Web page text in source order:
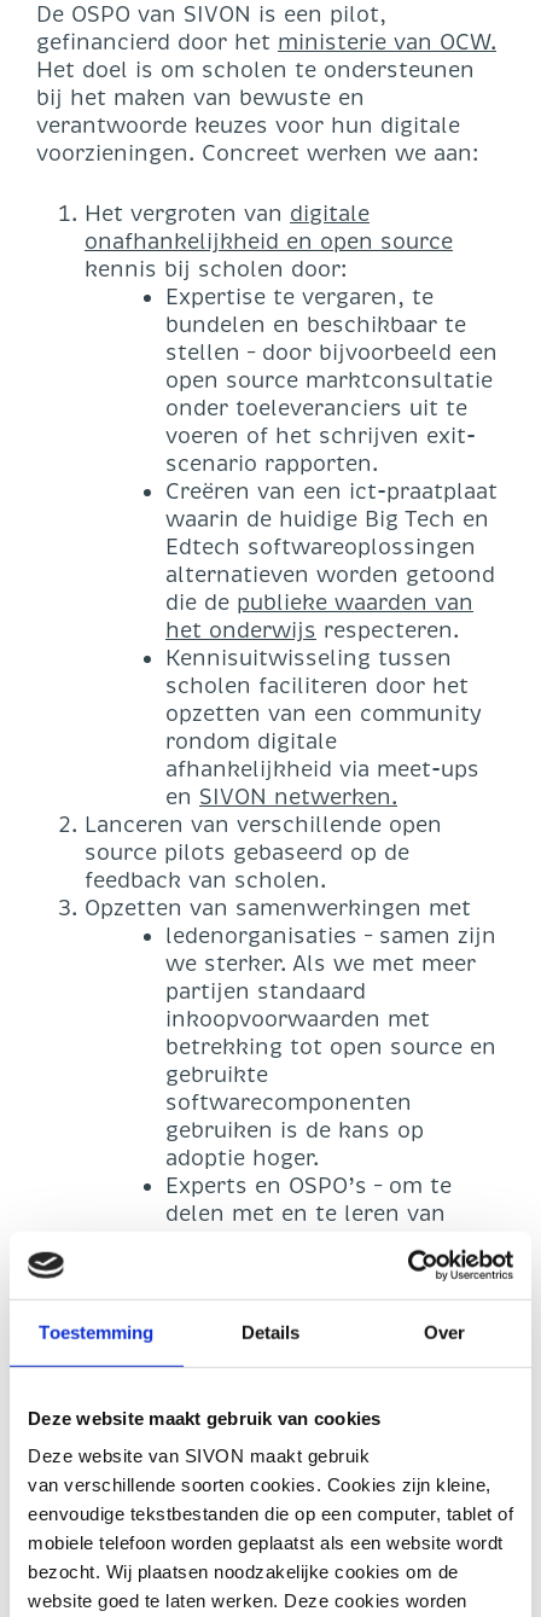
Toestemming Details Over
Deze website maakt gebruik van cookies
Deze website van SIVON maakt gebruik
van verschillende soorten cookies. Cookies zijn kleine,
eenvoudige tekstbestanden die op een computer, tablet of
mobiele telefoon worden geplaatst als een website wordt
bezocht. Wij plaatsen noodzakelijke cookies om de
website goed te laten werken. Deze cookies worden
De OSPO van SIVON is een pilot,
gefinancierd door het ministerie van OCW.
Het doel is om scholen te ondersteunen
bij het maken van bewuste en
verantwoorde keuzes voor hun digitale
voorzieningen. Concreet werken we aan:
Het vergroten van digitale
onafhankelijkheid en open source
kennis bij scholen door:
Expertise te vergaren, te
bundelen en beschikbaar te
stellen – door bijvoorbeeld een
open source marktconsultatie
onder toeleveranciers uit te
voeren of het schrijven exit-
scenario rapporten.
Creëren van een ict-praatplaat
waarin de huidige Big Tech en
Edtech softwareoplossingen
alternatieven worden getoond
die de publieke waarden van
het onderwijs respecteren.
Kennisuitwisseling tussen
scholen faciliteren door het
opzetten van een community
rondom digitale
afhankelijkheid via meet-ups
en SIVON netwerken.
Lanceren van verschillende open
source pilots gebaseerd op de
feedback van scholen.
Opzetten van samenwerkingen met
ledenorganisaties – samen zijn
we sterker. Als we met meer
partijen standaard
inkoopvoorwaarden met
betrekking tot open source en
gebruikte
softwarecomponenten
gebruiken is de kans op
adoptie hoger.
Experts en OSPO’s – om te
delen met en te leren van
van OSPO-NL netwerk.
Toeleveranciers – om betere
producten voor scholen te
source gebruik rapportage te
verbeteren en aanbieden van
alternatieven te bevorderen.
In de geest van het open source-
gedachtengoed willen we zoveel mogelijk
scholen, leraren, leerlingen, ouders en
experts betrekken bij de open source-